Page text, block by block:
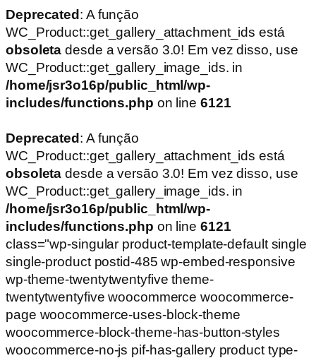
Deprecated : A função
WC_Product::get_gallery_attachment_ids está
obsoleta desde a versão 3.0! Em vez disso, use
WC_Product::get_gallery_image_ids. in
/home/jsr3o16p/public_html/wp-
includes/functions.php on line 6121
Deprecated : A função
WC_Product::get_gallery_attachment_ids está
obsoleta desde a versão 3.0! Em vez disso, use
WC_Product::get_gallery_image_ids. in
/home/jsr3o16p/public_html/wp-
includes/functions.php on line 6121
class="wp-singular product-template-default single
single-product postid-485 wp-embed-responsive
wp-theme-twentytwentyfive theme-
twentytwentyfive woocommerce woocommerce-
page woocommerce-uses-block-theme
woocommerce-block-theme-has-button-styles
woocommerce-no-js pif-has-gallery product type-